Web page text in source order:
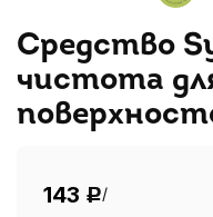
Средство
чистота
143 Р/